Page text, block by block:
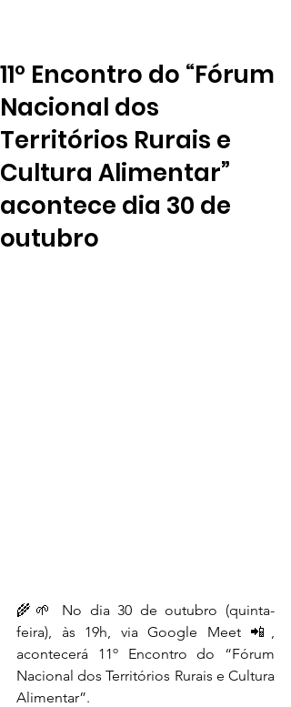
11º Encontro do “Fórum
Nacional dos
Territórios Rurais e
Cultura Alimentar”
acontece dia 30 de
outubro
🌾🌱 No dia 30 de outubro (quinta-
feira), às 19h, via Google Meet 📲,
acontecerá 11º Encontro do “Fórum
Nacional dos Territórios Rurais e Cultura
Alimentar”.